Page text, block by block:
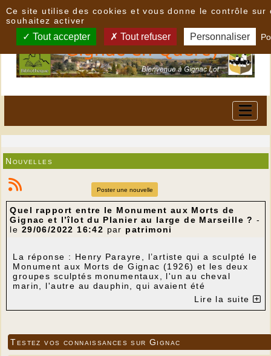
Nouvelles
Poster une nouvelle
Quel rapport entre le Monument aux Morts de
Gignac et l’îlot du Planier au large de Marseille ? -
le 29/06/2022 16:42 par patrimoni
La réponse : Henry Parayre, l’artiste qui a sculpté le
Monument aux Morts de Gignac (1926) et les deux
groupes sculptés monumentaux, l'un au cheval
marin, l'autre au dauphin, qui avaient été
commandés aux sculpteurs Henry Parayre et Hubert
Yencesse. Ils devaient prendre place sur des socles,
blocs qui les constituaient n’ont jamais été
assemblés. Fin 1994-début 1995, ils ont été
ramenés à terre. D'abord remontés dans la gare
Lire la suite
Testez vos connaissances sur Gignac
Ce site utilise des cookies et vous donne le contrôle sur
souhaitez activer
Tout accepter Tout refuser Personnaliser